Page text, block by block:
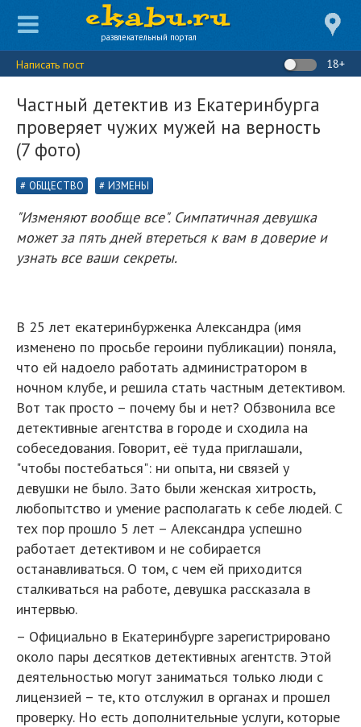
развлекательный портал
Написать пост 18+
Частный детектив из Екатеринбурга
проверяет чужих мужей на верность
(7 фото)
ОБЩЕСТВО ИЗМЕНЫ
"Изменяют вообще все". Симпатичная девушка
может за пять дней втереться к вам в доверие и
узнать все ваши секреты.
В 25 лет екатеринбурженка Александра (имя
изменено по просьбе героини публикации) поняла,
что ей надоело работать администратором в
ночном клубе, и решила стать частным детективом.
Вот так просто – почему бы и нет? Обзвонила все
детективные агентства в городе и сходила на
собеседования. Говорит, её туда приглашали,
"чтобы постебаться": ни опыта, ни связей у
девушки не было. Зато были женская хитрость,
любопытство и умение располагать к себе людей. С
тех пор прошло 5 лет – Александра успешно
работает детективом и не собирается
останавливаться. О том, с чем ей приходится
сталкиваться на работе, девушка рассказала в
интервью.
– Официально в Екатеринбурге зарегистрировано
около пары десятков детективных агентств. Этой
деятельностью могут заниматься только люди с
лицензией – те, кто отслужил в органах и прошел
проверку. Но есть дополнительные услуги, которые